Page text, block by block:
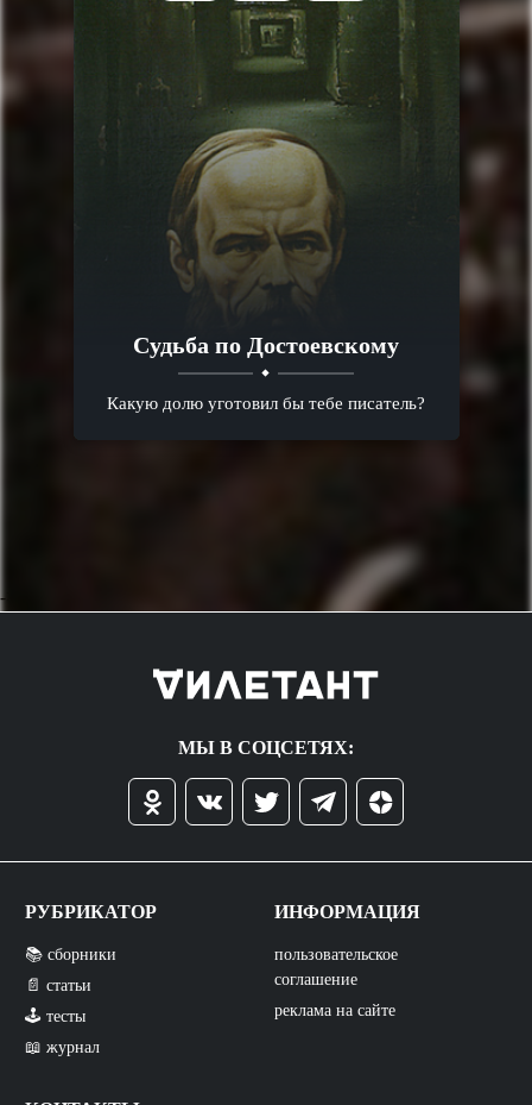
Судьба по Достоевскому
Какую долю уготовил бы тебе писатель?
->
МЫ В СОЦСЕТЯХ:
РУБРИКАТОР
📚 сборники
📄 статьи
🕹️ тесты
📖 журнал
ИНФОРМАЦИЯ
пользовательское
соглашение
реклама на сайте